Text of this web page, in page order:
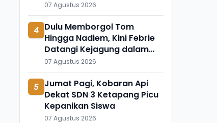
Bisa Memadamkan
07 Agustus 2026
4 Dulu Memborgol Tom
Hingga Nadiem, Kini Febrie
Datangi Kejagung dalam
Kondisi Tangan Terborgol
07 Agustus 2026
5 Jumat Pagi, Kobaran Api
Dekat SDN 3 Ketapang Picu
Kepanikan Siswa
07 Agustus 2026